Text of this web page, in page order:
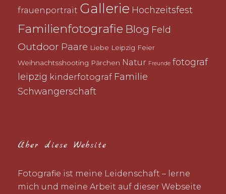
frauenportrait Gallerie Hochzeitsfest
Familienfotografie Blog Feld
Outdoor Paare Liebe Leipzig Feier
Weihnachtsshooting Pärchen Natur Freunde fotograf
leipzig kinderfotograf Familie
Schwangerschaft
Über diese Website
Fotografie ist meine Leidenschaft – lerne
mich und meine Arbeit auf dieser Webseite